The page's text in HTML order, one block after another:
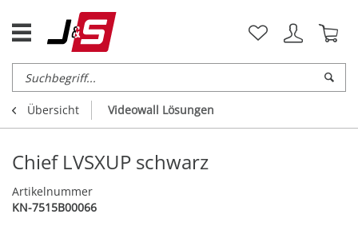
Übersicht Videowall Lösungen
Chief LVSXUP schwarz
Artikelnummer
KN-7515B00066